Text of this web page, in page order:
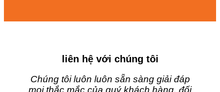
liên hệ với chúng tôi
Chúng tôi luôn luôn sẵn sàng giải đáp
mọi thắc mắc của quý khách hàng, đối